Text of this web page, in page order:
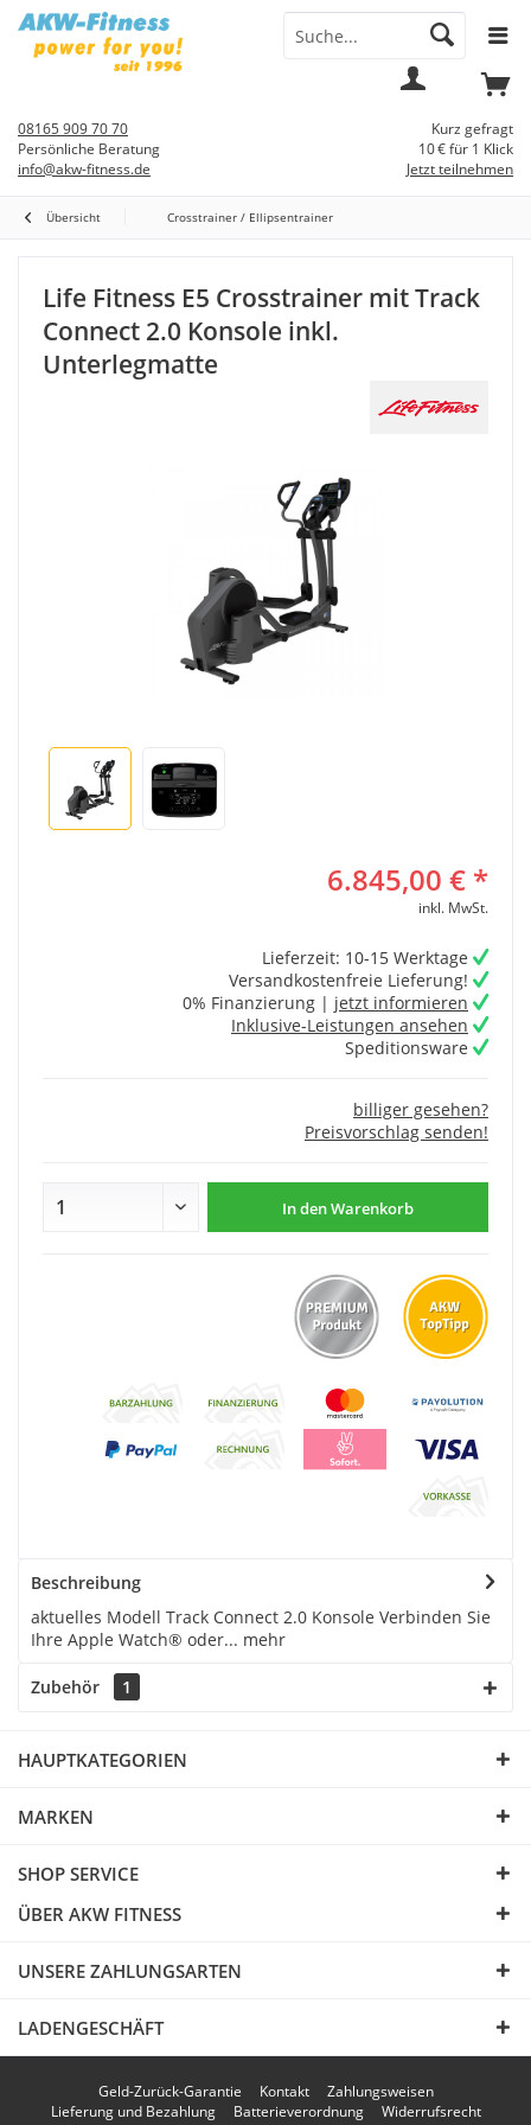
Kurz gefragt
10 € für 1 Klick
Jetzt teilnehmen
08165 909 70 70
Persönliche Beratung
info@akw-fitness.de
Übersicht Crosstrainer / Ellipsentrainer
Life Fitness E5 Crosstrainer mit Track
Connect 2.0 Konsole inkl.
Unterlegmatte
6.845,00 € *
inkl. MwSt.
Lieferzeit: 10-15 Werktage
Versandkostenfreie Lieferung!
0% Finanzierung | jetzt informieren
Inklusive-Leistungen ansehen
Speditionsware
billiger gesehen?
Preisvorschlag senden!
In denWarenkorb
Beschreibung
aktuelles Modell Track Connect 2.0 Konsole Verbinden Sie
Ihre Apple Watch® oder... mehr
Zubehör 1
HAUPTKATEGORIEN
MARKEN
SHOP SERVICE
ÜBER AKW FITNESS
UNSERE ZAHLUNGSARTEN
LADENGESCHÄFT
Geld-Zurück-Garantie Kontakt
Zahlungsweisen
Lieferung und Bezahlung
Batterieverordnung
Widerrufsrecht